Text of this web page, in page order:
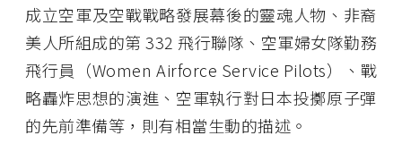
成立空軍及空戰戰略發展幕後的靈魂人物、非裔
美人所組成的第 332 飛行聯隊、空軍婦女隊勤務
飛行員（Women Airforce Service Pilots）、戰
略轟炸思想的演進、空軍執行對日本投擲原子彈
的先前準備等，則有相當生動的描述。